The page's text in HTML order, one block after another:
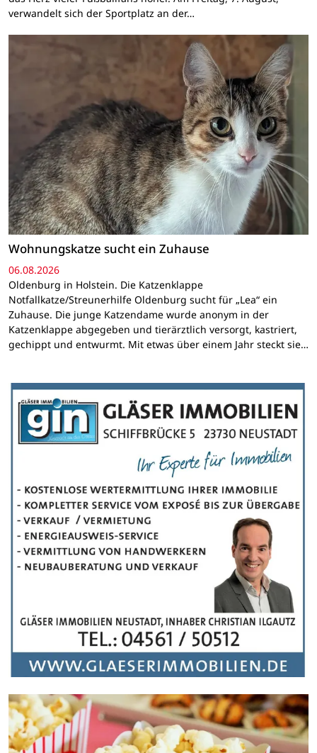
verwandelt sich der Sportplatz an der…
Wohnungskatze sucht ein Zuhause
06.08.2026
Oldenburg in Holstein. Die Katzenklappe
Notfallkatze/Streunerhilfe Oldenburg sucht für „Lea“ ein
Zuhause. Die junge Katzendame wurde anonym in der
Katzenklappe abgegeben und tierärztlich versorgt, kastriert,
gechippt und entwurmt. Mit etwas über einem Jahr steckt sie…